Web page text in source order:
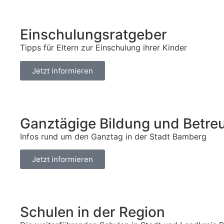
Einschulungsratgeber
Tipps für Eltern zur Einschulung ihrer Kinder
Jetzt informieren
Ganztägige Bildung und
Infos rund um den Ganztag in der Stadt Bamberg
Jetzt informieren
Schulen in der Region